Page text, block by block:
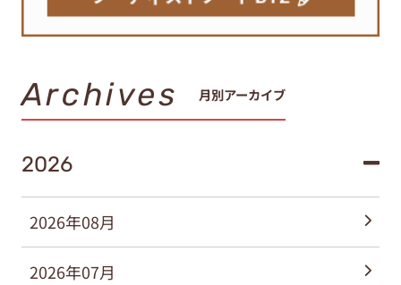
Archives 月別アーカイブ
2026
2026年08月
2026年07月